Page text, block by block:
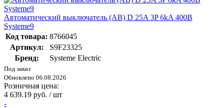
Автоматический выключатель (АВ) D 25A 3P 6kA 400В
Systeme9
Код товара: 8766045
Артикул:
S9F23325
Бренд:
Systeme Electric
Под заказ
Обновлено 06.08.2026
Розничная цена:
4 639.19 руб. / шт
-